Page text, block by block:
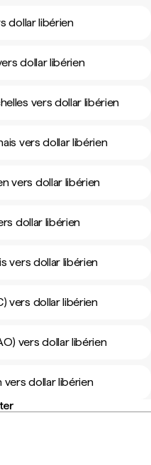
dollar libérien
dollar libérien
vers dollar libérien
vers dollar libérien
vers dollar libérien
dollar libérien
vers dollar libérien
vers dollar libérien
vers dollar libérien
vers dollar libérien